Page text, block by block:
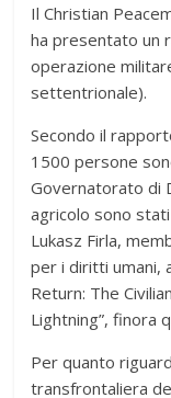
Il Christian
ha presentato un
operazione
settentrionale).
Secondo il
1500 persone
Governatorato di
agricolo sono
Lukasz Firla,
per i diritti umani,
Return: The
Lightning”, finora
Per quanto
transfrontaliera